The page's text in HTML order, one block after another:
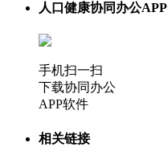
人口健康协同办公APP
手机扫一扫
下载协同办公
APP软件
相关链接